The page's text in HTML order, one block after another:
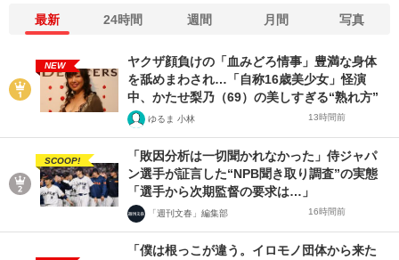
最新 24時間 週間 月間 写真
NEW
ヤクザ顔負けの「血みどろ情事」豊満な身体
を舐めまわされ…「自称16歳美少女」怪演
中、かたせ梨乃（69）の美しすぎる“熟れ方”
ゆるま 小林 13時間前
SCOOP!
「敗因分析は一切聞かれなかった」侍ジャパ
ン選手が証言した“NPB聞き取り調査”の実態
「選手から次期監督の要求は…」
「週刊文春」編集部 16時間前
「僕は根っこが違う。イロモノ団体から来た